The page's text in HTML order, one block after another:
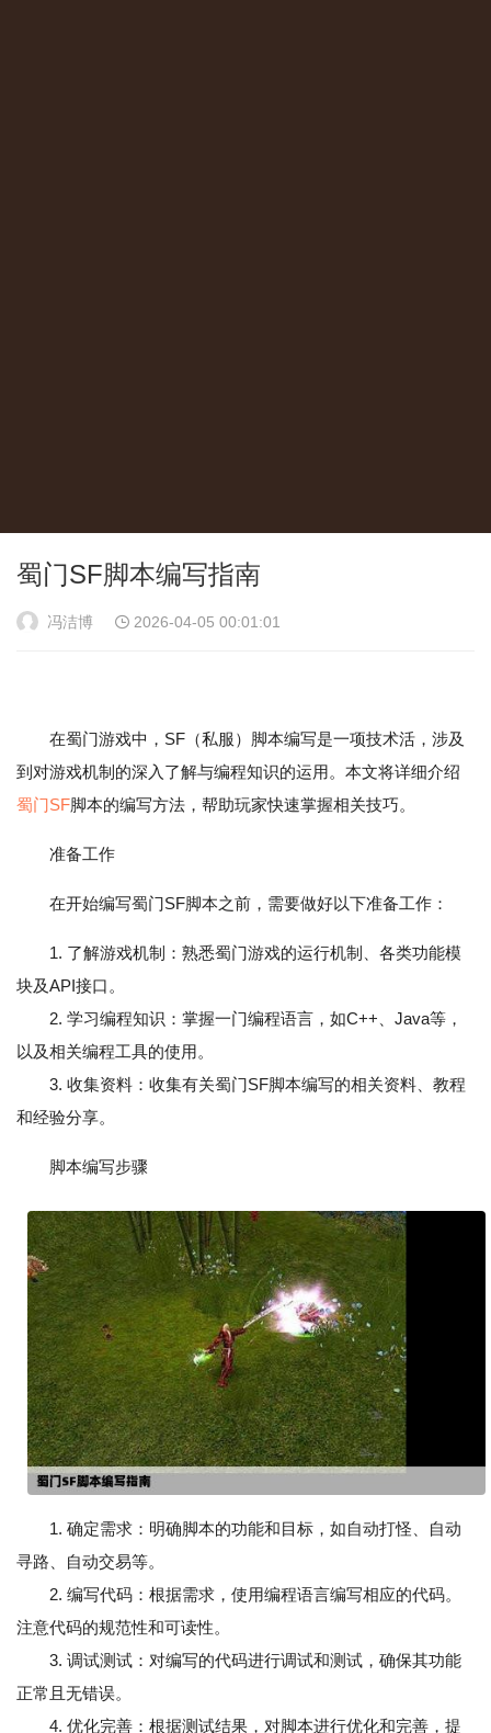
蜀门SF脚本编写指南
冯洁博 2026-04-05 00:01:01
在蜀门游戏中，SF（私服）脚本编写是一项技术活，涉及
到对游戏机制的深入了解与编程知识的运用。本文将详细介绍
蜀门SF脚本的编写方法，帮助玩家快速掌握相关技巧。
准备工作
在开始编写蜀门SF脚本之前，需要做好以下准备工作：
1. 了解游戏机制：熟悉蜀门游戏的运行机制、各类功能模
块及API接口。
2. 学习编程知识：掌握一门编程语言，如C++、Java等，
以及相关编程工具的使用。
3. 收集资料：收集有关蜀门SF脚本编写的相关资料、教程
和经验分享。
脚本编写步骤
1. 确定需求：明确脚本的功能和目标，如自动打怪、自动
寻路、自动交易等。
2. 编写代码：根据需求，使用编程语言编写相应的代码。
注意代码的规范性和可读性。
3. 调试测试：对编写的代码进行调试和测试，确保其功能
正常且无错误。
4. 优化完善：根据测试结果，对脚本进行优化和完善，提